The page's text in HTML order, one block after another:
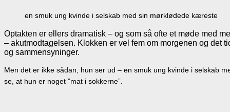
en smuk ung kvinde i selskab med sin mørklødede kæreste
Optakten er ellers dramatisk – og som så ofte et møde med
– akutmodtagelsen. Klokken er vel fem om morgenen og det
og sammensyninger.
Men det er ikke sådan, hun ser ud – en smuk ung kvinde i selskab
se, at hun er noget ”mat i sokkerne”.